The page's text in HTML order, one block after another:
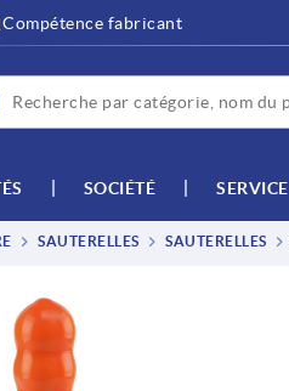
Compétence fabricant
SOCIÉTÉ SERVICE
SAUTERELLES SAUTERELLES